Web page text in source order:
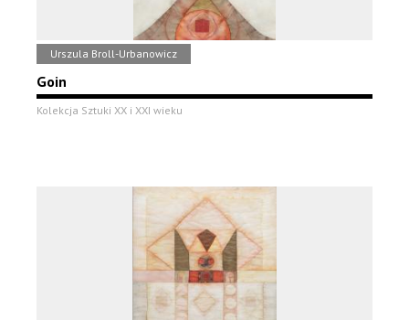
Urszula Broll-Urbanowicz
Goin
Kolekcja Sztuki XX i XXI wieku